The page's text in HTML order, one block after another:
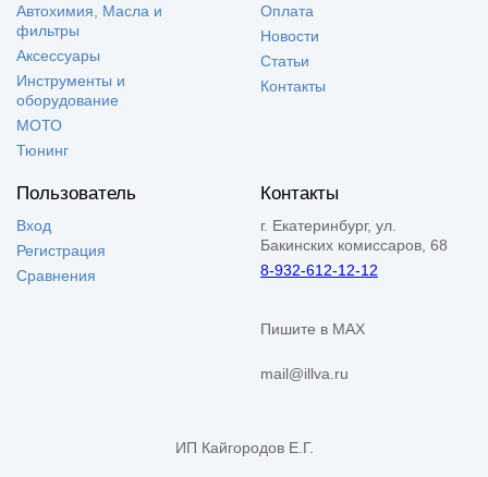
Автохимия, Масла и
фильтры
Аксессуары
Инструменты и
оборудование
МОТО
Тюнинг
Оплата
Новости
Статьи
Контакты
Пользователь
Вход
Регистрация
Сравнения
Контакты
г. Екатеринбург, ул.
Бакинских комиссаров, 68
8-932-612-12-12
Пишите в MAX
mail@illva.ru
ИП Кайгородов Е.Г.